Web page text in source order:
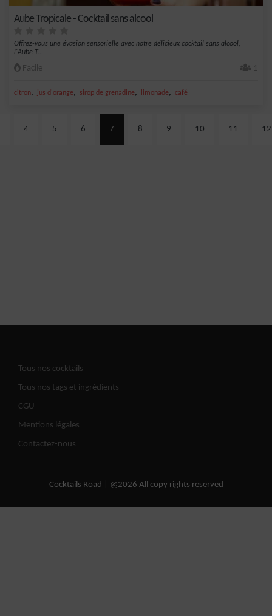
Aube Tropicale - Cocktail sans alcool
Offrez-vous une évasion sensorielle avec notre délicieux cocktail sans alcool,
l'Aube T...
Facile 1
citron, jus d'orange, sirop de grenadine, limonade, café
4 5 6 7 8 9 10 11 12
Tous nos cocktails
Tous nos tags et ingrédients
CGU
Mentions légales
Contactez-nous
Cocktails Road | @2026 All copy rights reserved